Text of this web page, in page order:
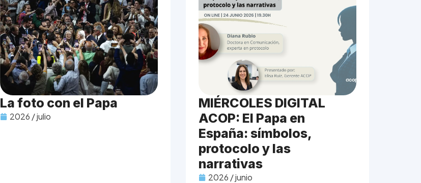
La foto con el Papa
2026 / julio
MIÉRCOLES DIGITAL
ACOP: El Papa en
España: símbolos,
protocolo y las
narrativas
2026 / junio